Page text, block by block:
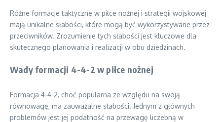
Różne formacje taktyczne w piłce nożnej i strategii wojskowej
mają unikalne słabości, które mogą być wykorzystywane przez
przeciwników. Zrozumienie tych słabości jest kluczowe dla
skutecznego planowania i realizacji w obu dziedzinach.
Wady formacji 4-4-2 w piłce nożnej
Formacja 4-4-2, choć popularna ze względu na swoją
równowagę, ma zauważalne słabości. Jednym z głównych
problemów jest jej podatność na przewagę liczebną w